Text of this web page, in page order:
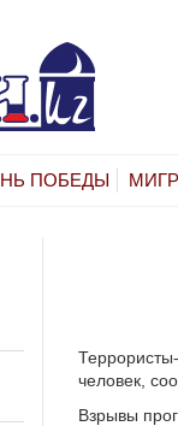
ПОБЕДЫ
человек,
Взрывы